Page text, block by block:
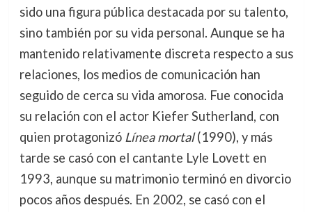
sido una figura pública destacada por su talento,
sino también por su vida personal. Aunque se ha
mantenido relativamente discreta respecto a sus
relaciones, los medios de comunicación han
seguido de cerca su vida amorosa. Fue conocida
su relación con el actor Kiefer Sutherland, con
quien protagonizó Línea mortal(1990), y más
tarde se casó con el cantante Lyle Lovett en
1993, aunque su matrimonio terminó en divorcio
pocos años después. En 2002, se casó con el